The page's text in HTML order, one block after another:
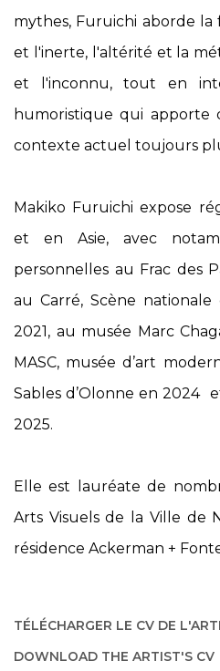
mythes, Furuichi aborde
et l'inerte, l'altérité et la
et l'inconnu, tout en
humoristique qui apporte
contexte actuel toujours
Makiko Furuichi expose
et en Asie, avec
personnelles au Frac des
au Carré, Scène
2021, au musée Marc
MASC, musée d’art
Sables d’Olonne en 2024
2025.
Elle est lauréate de
Arts Visuels de la Ville de
résidence Ackerman +
TÉLÉCHARGER LE CV DE
(PDF, OPENS IN A NEW TAB.)
DOWNLOAD THE ARTIST'S CV